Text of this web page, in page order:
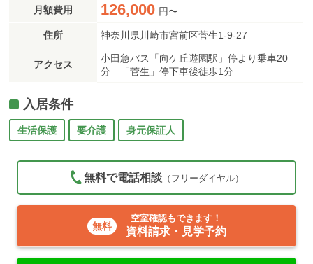
月額費用 126,000 円〜
住所 神奈川県川崎市宮前区菅生1-9-27
アクセス
小田急バス「向ケ丘遊園駅」停より乗車20
分 「菅生」停下車後徒歩1分
入居条件
生活保護 要介護 身元保証人
無料で電話相談（フリーダイヤル）
空室確認もできます！
資料請求・見学予約